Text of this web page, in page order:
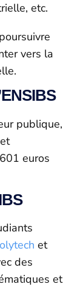
etc.
vers la
publique,
euros
et
des
et